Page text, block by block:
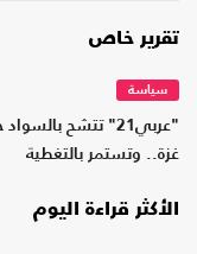
تقرير خاص
سياسة
"عربي21" تتشح
غزة.. وتستمر بالتغطية
الأكثر قراءة اليوم